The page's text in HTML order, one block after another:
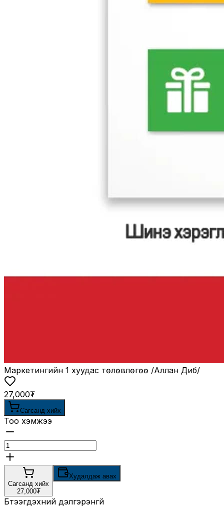
Маркетингийн 1 хуудас төлөвлөгөө /Аллан Диб/
27,000₮
Сагсанд хийх
Тоо хэмжээ
Сагсанд хийх
27,000₮
Худалдаж авах
Бүтээгдэхүүний дэлгэрэнгүй